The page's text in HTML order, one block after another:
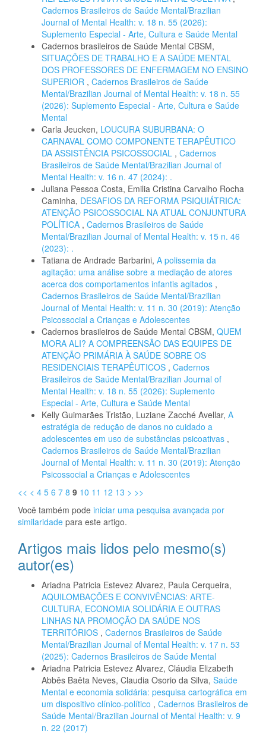
Cadernos Brasileiros de Saúde Mental/Brazilian
Journal of Mental Health: v. 18 n. 55 (2026):
Suplemento Especial - Arte, Cultura e Saúde Mental
Cadernos brasileiros de Saúde Mental CBSM,
SITUAÇÕES DE TRABALHO E A SAÚDE MENTAL
DOS PROFESSORES DE ENFERMAGEM NO ENSINO
SUPERIOR , Cadernos Brasileiros de Saúde
Mental/Brazilian Journal of Mental Health: v. 18 n. 55
(2026): Suplemento Especial - Arte, Cultura e Saúde
Mental
Carla Jeucken, LOUCURA SUBURBANA: O
CARNAVAL COMO COMPONENTE TERAPÊUTICO
DA ASSISTÊNCIA PSICOSSOCIAL , Cadernos
Brasileiros de Saúde Mental/Brazilian Journal of
Mental Health: v. 16 n. 47 (2024): .
Juliana Pessoa Costa, Emilia Cristina Carvalho Rocha
Caminha, DESAFIOS DA REFORMA PSIQUIÁTRICA:
ATENÇÃO PSICOSSOCIAL NA ATUAL CONJUNTURA
POLÍTICA , Cadernos Brasileiros de Saúde
Mental/Brazilian Journal of Mental Health: v. 15 n. 46
(2023): .
Tatiana de Andrade Barbarini, A polissemia da
agitação: uma análise sobre a mediação de atores
acerca dos comportamentos infantis agitados ,
Cadernos Brasileiros de Saúde Mental/Brazilian
Journal of Mental Health: v. 11 n. 30 (2019): Atenção
Psicossocial a Crianças e Adolescentes
Cadernos brasileiros de Saúde Mental CBSM, QUEM
MORA ALI? A COMPREENSÃO DAS EQUIPES DE
ATENÇÃO PRIMÁRIA À SAÚDE SOBRE OS
RESIDENCIAIS TERAPÊUTICOS , Cadernos
Brasileiros de Saúde Mental/Brazilian Journal of
Mental Health: v. 18 n. 55 (2026): Suplemento
Especial - Arte, Cultura e Saúde Mental
Kelly Guimarães Tristão, Luziane Zacché Avellar, A
estratégia de redução de danos no cuidado a
adolescentes em uso de substâncias psicoativas ,
Cadernos Brasileiros de Saúde Mental/Brazilian
Journal of Mental Health: v. 11 n. 30 (2019): Atenção
Psicossocial a Crianças e Adolescentes
<< < 4 5 6 7 8 9 10 11 12 13 > >>
Você também pode iniciar uma pesquisa avançada por
similaridade para este artigo.
Artigos mais lidos pelo mesmo(s)
autor(es)
Ariadna Patricia Estevez Alvarez, Paula Cerqueira,
AQUILOMBAÇÕES E CONVIVÊNCIAS: ARTE-
CULTURA, ECONOMIA SOLIDÁRIA E OUTRAS
LINHAS NA PROMOÇÃO DA SAÚDE NOS
TERRITÓRIOS , Cadernos Brasileiros de Saúde
Mental/Brazilian Journal of Mental Health: v. 17 n. 53
(2025): Cadernos Brasileiros de Saúde Mental
Ariadna Patricia Estevez Alvarez, Cláudia Elizabeth
Abbês Baêta Neves, Claudia Osorio da Silva, Saúde
Mental e economia solidária: pesquisa cartográfica em
um dispositivo clínico-político , Cadernos Brasileiros de
Saúde Mental/Brazilian Journal of Mental Health: v. 9
n. 22 (2017)